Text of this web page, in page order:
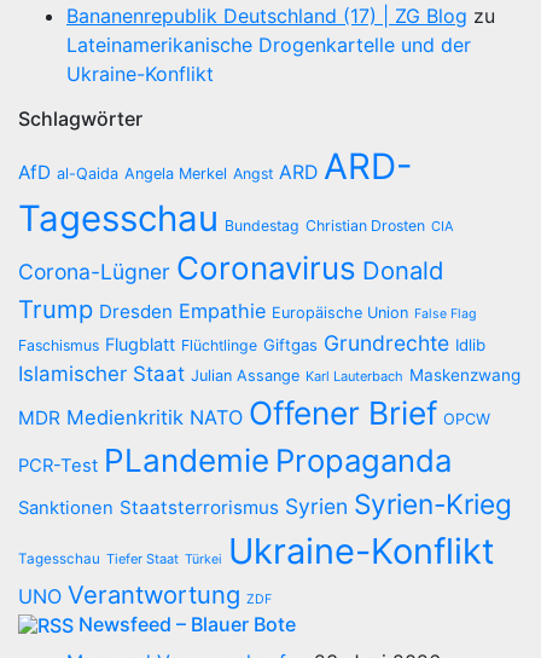
Bananenrepublik Deutschland (17) | ZG Blog zu
Lateinamerikanische Drogenkartelle und der
Ukraine-Konflikt
Schlagwörter
AfD al-Qaida Angela Merkel Angst ARD ARD-
Tagesschau Bundestag Christian Drosten CIA
Corona-Lügner Coronavirus Donald
Trump Dresden Empathie Europäische Union False Flag
Faschismus Flugblatt Flüchtlinge Giftgas Grundrechte Idlib
Islamischer Staat Julian Assange Karl Lauterbach Maskenzwang
MDR Medienkritik NATO Offener Brief OPCW
PCR-Test PLandemie Propaganda
Sanktionen Staatsterrorismus Syrien Syrien-Krieg
Tagesschau Tiefer Staat Türkei Ukraine-Konflikt
UNO Verantwortung ZDF
Newsfeed – Blauer Bote